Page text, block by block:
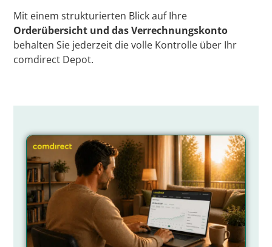
Mit einem strukturierten Blick auf Ihre
Orderübersicht und das Verrechnungskonto
behalten Sie jederzeit die volle Kontrolle über Ihr
comdirect Depot.